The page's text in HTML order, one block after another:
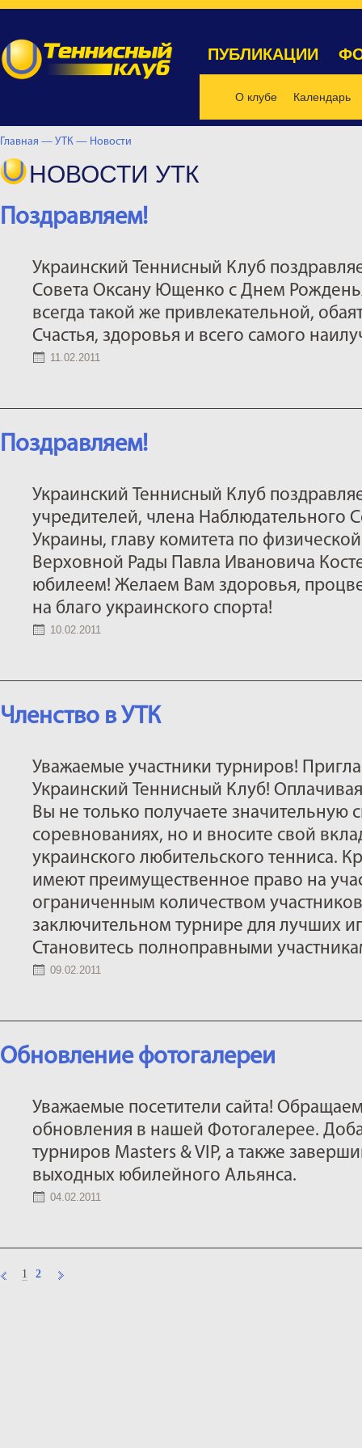
ПУБЛИКАЦИИ
О клубе Календарь
Главная — УТК — Новости
НОВОСТИ УТК
Поздравляем!
Украинский Теннисный Клуб
Совета Оксану Ющенко с Днем
всегда такой же привлекательной,
Счастья, здоровья и всего самого
11.02.2011
Поздравляем!
Украинский Теннисный Клуб
учредителей, члена Наблюдательного
Украины, главу комитета по
Верховной Рады Павла Ивановича
юбилеем! Желаем Вам здоровья,
на благо украинского спорта!
10.02.2011
Членство в УТК
Уважаемые участники турниров!
Украинский Теннисный Клуб!
Вы не только получаете значительную
соревнованиях, но и вносите свой
украинского любительского тенниса.
имеют преимущественное право на
ограниченным количеством
заключительном турнире для лучших
Становитесь полноправными
09.02.2011
Обновление фотогалереи
Уважаемые посетители сайта!
обновления в нашей Фотогалерее.
турниров Masters & VIP, а также
выходных юбилейного Альянса.
04.02.2011
1 2